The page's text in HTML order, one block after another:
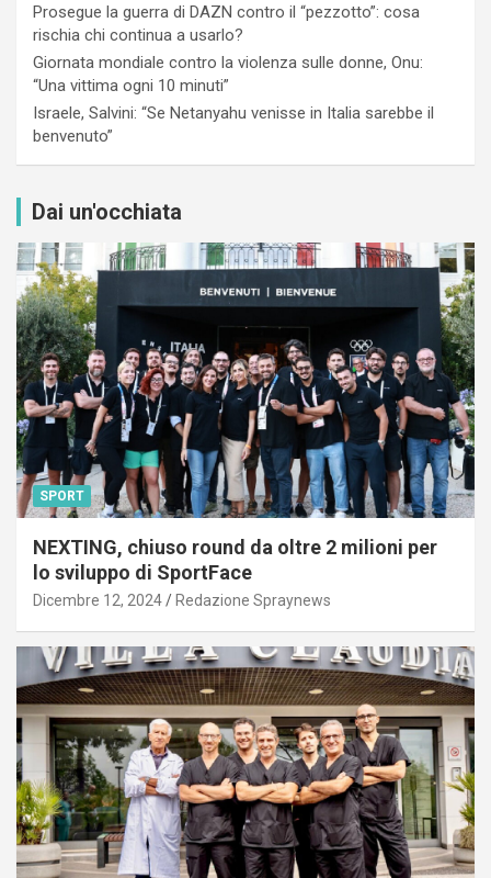
Prosegue la guerra di DAZN contro il “pezzotto”: cosa
rischia chi continua a usarlo?
Giornata mondiale contro la violenza sulle donne, Onu:
“Una vittima ogni 10 minuti”
Israele, Salvini: “Se Netanyahu venisse in Italia sarebbe il
benvenuto”
Dai un'occhiata
SPORT
NEXTING, chiuso round da oltre 2 milioni per
lo sviluppo di SportFace
Dicembre 12, 2024 Redazione Spraynews